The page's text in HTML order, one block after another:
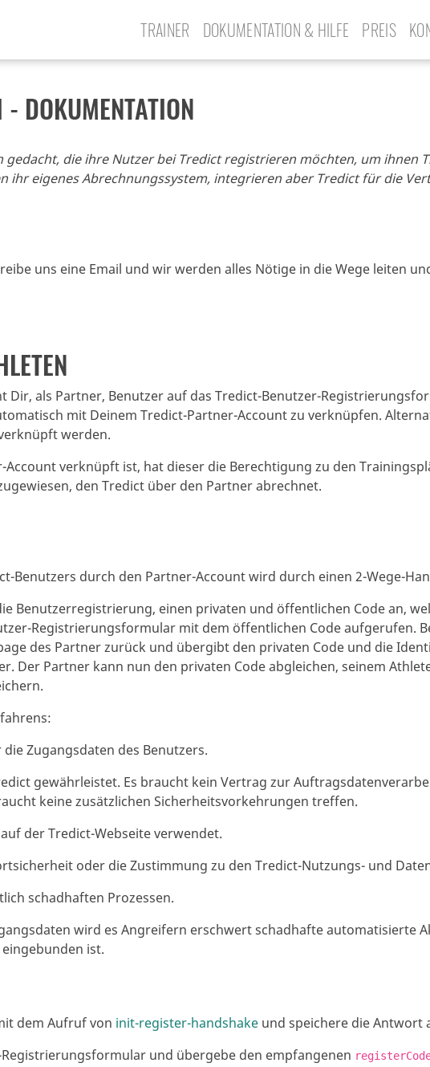
TRAINER DOKUMENTATION & HILFE PREIS
DOKUMENTATION
die ihre Nutzer bei Tredict registrieren möchten, um ihnen
ihr eigenes Abrechnungssystem, integrieren aber Tredict für die
uns eine Email und wir werden alles Nötige in die Wege leiten
Dir, als Partner, Benutzer auf das Tredict-Benutzer-
mit Deinem Tredict-Partner-Account zu verknüpfen.
werden.
verknüpft ist, hat dieser die Berechtigung zu den
den Tredict über den Partner abrechnet.
Benutzers durch den Partner-Account wird durch einen 2-Wege-
Benutzerregistrierung, einen privaten und öffentlichen Code an,
Registrierungsformular mit dem öffentlichen Code aufgerufen.
des Partner zurück und übergibt den privaten Code und die
Der Partner kann nun den privaten Code abgleichen, seinem
Zugangsdaten des Benutzers.
gewährleistet. Es braucht kein Vertrag zur
keine zusätzlichen Sicherheitsvorkehrungen treffen.
der Tredict-Webseite verwendet.
oder die Zustimmung zu den Tredict-Nutzungs- und
schadhaften Prozessen.
wird es Angreifern erschwert schadhafte automatisierte
ist.
dem Aufruf von init-register-handshake und speichere die Antwort
und übergebe den empfangenen